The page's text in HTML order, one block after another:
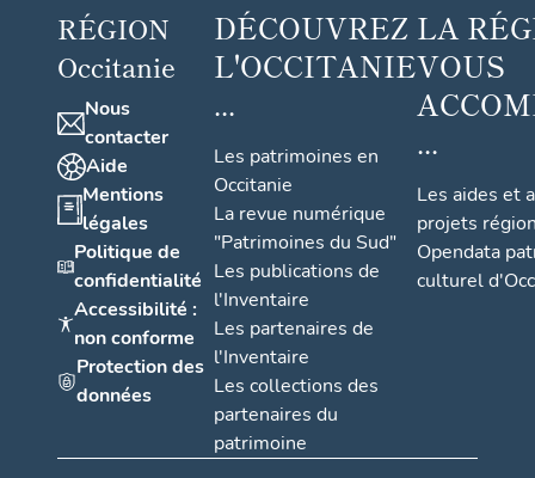
RÉGION
Occitanie
Nous
contacter
Aide
Mentions
légales
Politique de
confidentialité
Accessibilité :
non conforme
Protection des
données
DÉCOUVREZ
L'OCCITANIE
...
Les patrimoines en
Occitanie
La revue numérique
"Patrimoines du Sud"
Les publications de
l'Inventaire
Les partenaires de
l'Inventaire
Les collections des
partenaires du
patrimoine
LA
VOUS
...
Les aides et
projets
Opendata
culturel